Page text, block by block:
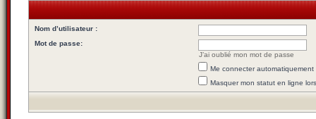
Nom d’utilisateur :
Mot de passe:
J’ai oublié mon mot de passe
Me connecter
Masquer mon statut en ligne